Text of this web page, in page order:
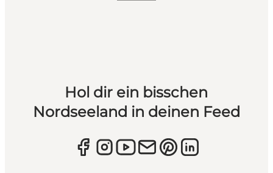
Hol dir ein bisschen
Nordseeland in deinen Feed